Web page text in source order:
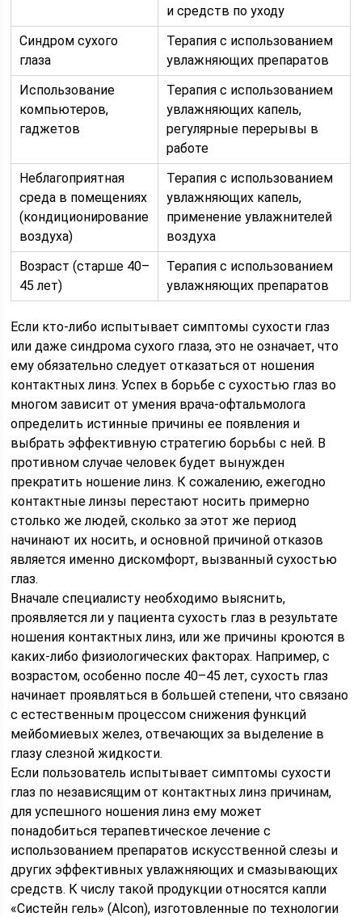
и средств по уходу
Синдром сухого
глаза
Терапия с использованием
увлажняющих препаратов
Использование
компьютеров,
гаджетов
Терапия с использованием
увлажняющих капель,
регулярные перерывы в
работе
Неблагоприятная
среда в помещениях
(кондиционирование
воздуха)
Терапия с использованием
увлажняющих капель,
применение увлажнителей
воздуха
Возраст (старше 40–
45 лет)
Терапия с использованием
увлажняющих препаратов
Если кто-либо испытывает симптомы сухости глаз
или даже синдрома сухого глаза, это не означает, что
ему обязательно следует отказаться от ношения
контактных линз. Успех в борьбе с сухостью глаз во
многом зависит от умения врача-офтальмолога
определить истинные причины ее появления и
выбрать эффективную стратегию борьбы с ней. В
противном случае человек будет вынужден
прекратить ношение линз. К сожалению, ежегодно
контактные линзы перестают носить примерно
столько же людей, сколько за этот же период
начинают их носить, и основной причиной отказов
является именно дискомфорт, вызванный сухостью
глаз.
Вначале специалисту необходимо выяснить,
проявляется ли у пациента сухость глаз в результате
ношения контактных линз, или же причины кроются в
каких-либо физиологических факторах. Например, с
возрастом, особенно после 40–45 лет, сухость глаз
начинает проявляться в большей степени, что связано
с естественным процессом снижения функций
мейбомиевых желез, отвечающих за выделение в
глазу слезной жидкости.
Если пользователь испытывает симптомы сухости
глаз по независящим от контактных линз причинам,
для успешного ношения линз ему может
понадобиться терапевтическое лечение с
использованием препаратов искусственной слезы и
других эффективных увлажняющих и смазывающих
средств. К числу такой продукции относятся капли
«Систейн гель» (Alcon), изготовленные по технологии